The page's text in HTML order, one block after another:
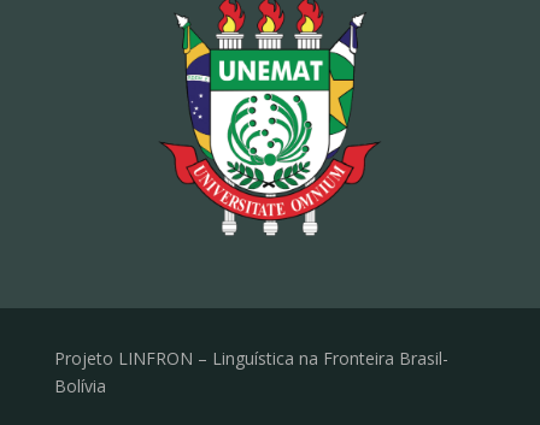
Projeto LINFRON – Linguística na Fronteira Brasil-
Bolívia